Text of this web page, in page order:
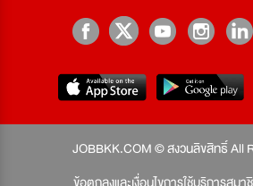
JOBBKK.COM © สงวนลิขสิทธิ์ All